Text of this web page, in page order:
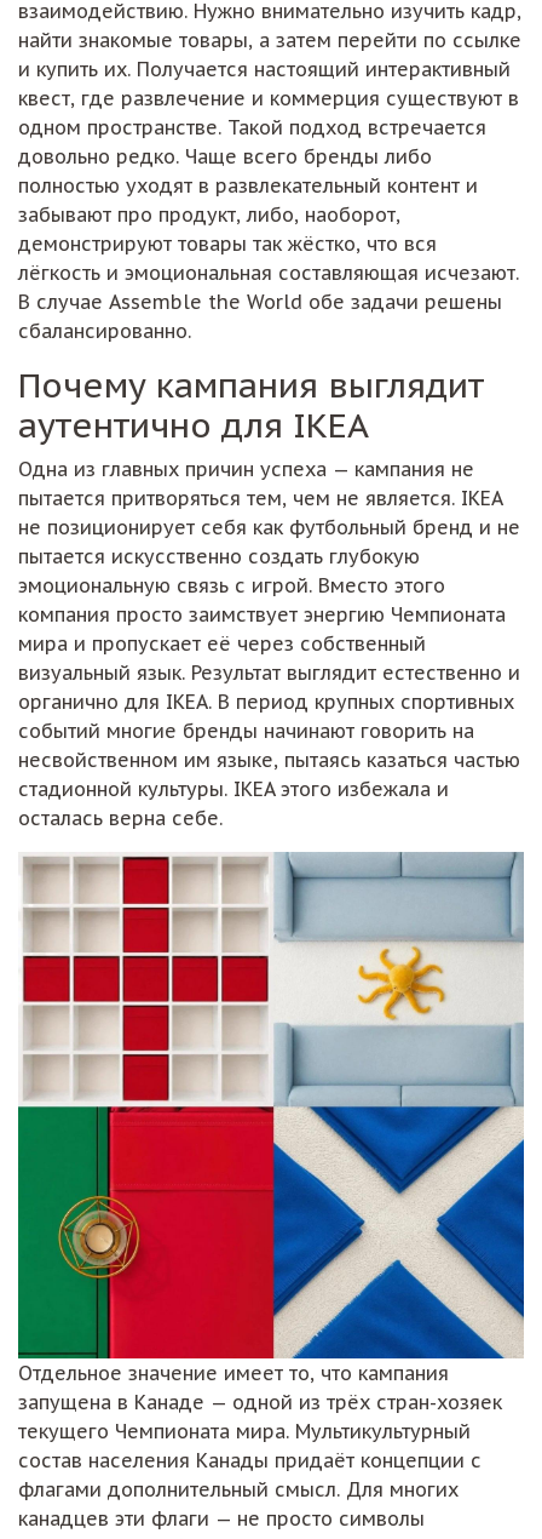
взаимодействию. Нужно внимательно изучить кадр,
найти знакомые товары, а затем перейти по ссылке
и купить их. Получается настоящий интерактивный
квест, где развлечение и коммерция существуют в
одном пространстве. Такой подход встречается
довольно редко. Чаще всего бренды либо
полностью уходят в развлекательный контент и
забывают про продукт, либо, наоборот,
демонстрируют товары так жёстко, что вся
лёгкость и эмоциональная составляющая исчезают.
В случае Assemble the World обе задачи решены
сбалансированно.
Почему кампания выглядит
аутентично для IKEA
Одна из главных причин успеха — кампания не
пытается притворяться тем, чем не является. IKEA
не позиционирует себя как футбольный бренд и не
пытается искусственно создать глубокую
эмоциональную связь с игрой. Вместо этого
компания просто заимствует энергию Чемпионата
мира и пропускает её через собственный
визуальный язык. Результат выглядит естественно и
органично для IKEA. В период крупных спортивных
событий многие бренды начинают говорить на
несвойственном им языке, пытаясь казаться частью
стадионной культуры. IKEA этого избежала и
осталась верна себе.
Отдельное значение имеет то, что кампания
запущена в Канаде — одной из трёх стран-хозяек
текущего Чемпионата мира. Мультикультурный
состав населения Канады придаёт концепции с
флагами дополнительный смысл. Для многих
канадцев эти флаги — не просто символы